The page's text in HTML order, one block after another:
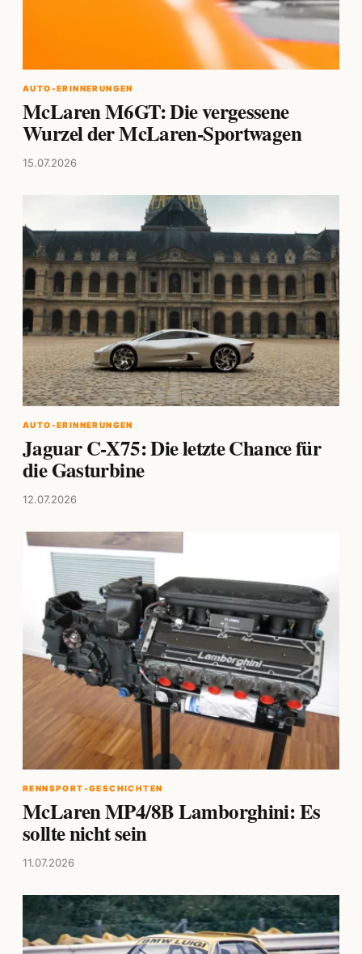
AUTO-ERINNERUNGEN
McLaren M6GT: Die vergessene
Wurzel der McLaren-Sportwagen
15.07.2026
AUTO-ERINNERUNGEN
Jaguar C-X75: Die letzte Chance für
die Gasturbine
12.07.2026
RENNSPORT-GESCHICHTEN
McLaren MP4/8B Lamborghini: Es
sollte nicht sein
11.07.2026